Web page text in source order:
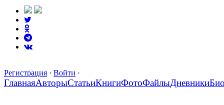
Регистрация · Войти ·
ГлавнаяАвторыСтатьиКнигиФотоФайлыДневники